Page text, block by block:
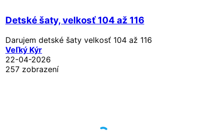
Detské šaty, velkosť 104 až 116
Darujem detské šaty velkosť 104 až 116
Veľký Kýr
22-04-2026
257 zobrazení